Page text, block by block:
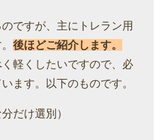
ですが、主にトレラン用
後ほどご紹介します。
軽くしたいですので、必
ます。以下のものです。
だけ選別）